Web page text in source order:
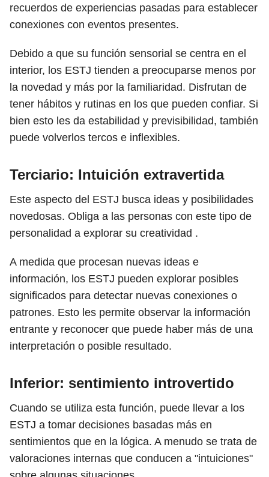
recuerdos de experiencias pasadas para establecer
conexiones con eventos presentes.
Debido a que su función sensorial se centra en el
interior, los ESTJ tienden a preocuparse menos por
la novedad y más por la familiaridad. Disfrutan de
tener hábitos y rutinas en los que pueden confiar. Si
bien esto les da estabilidad y previsibilidad, también
puede volverlos tercos e inflexibles.
Terciario: Intuición extravertida
Este aspecto del ESTJ busca ideas y posibilidades
novedosas. Obliga a las personas con este tipo de
personalidad a explorar su creatividad .
A medida que procesan nuevas ideas e
información, los ESTJ pueden explorar posibles
significados para detectar nuevas conexiones o
patrones. Esto les permite observar la información
entrante y reconocer que puede haber más de una
interpretación o posible resultado.
Inferior: sentimiento introvertido
Cuando se utiliza esta función, puede llevar a los
ESTJ a tomar decisiones basadas más en
sentimientos que en la lógica. A menudo se trata de
valoraciones internas que conducen a "intuiciones"